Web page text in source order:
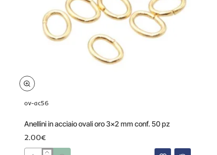
ov-ac56
Anellini in acciaio ovali oro 3x2 mm conf. 50 pz
2.00€